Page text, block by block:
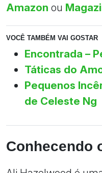
Amazon ou
VOCÊ TAMBÉM VAI GOSTAR
Encontrada –
Táticas do
Pequenos
de Celeste Ng
Conhecendo